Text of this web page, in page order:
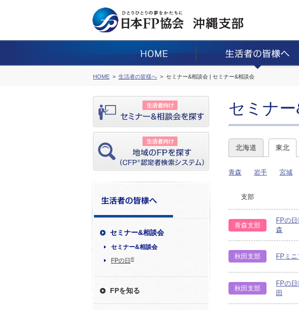
HOME 生活者の皆様へ セミナー&相談会 | セミナー&相談会
セミナー&相談会
セミナー&相談会
FPの日 ®
FPを知る
セミナー
北海道 東北
青森 岩手 宮城
支部
青森支部
FPの
森
秋田支部 FPミ
秋田支部
FPの
田